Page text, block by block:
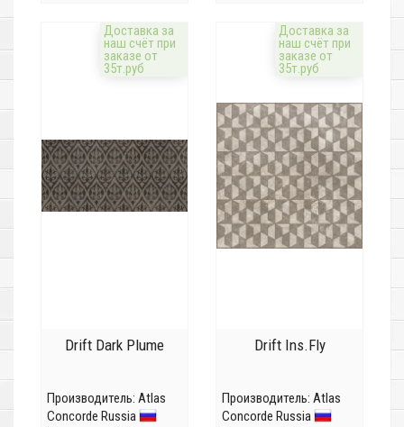
Доставка за
наш счёт при
заказе от
35т.руб
Drift Dark Plume
Производитель: Atlas
Concorde Russia
Доставка за
наш счёт при
заказе от
35т.руб
Drift Ins.Fly
Производитель: Atlas
Concorde Russia